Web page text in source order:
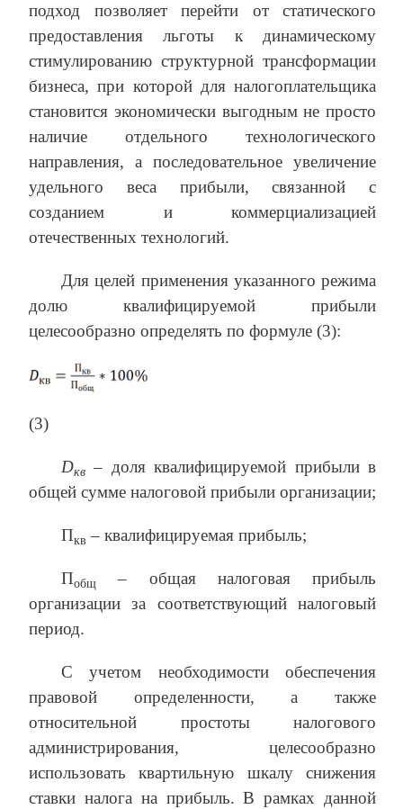
подход позволяет перейти от статического
предоставления льготы к динамическому
стимулированию структурной трансформации
бизнеса, при которой для налогоплательщика
становится экономически выгодным не просто
наличие отдельного технологического
направления, а последовательное увеличение
удельного веса прибыли, связанной с
созданием и коммерциализацией
отечественных технологий.
Для целей применения указанного режима
долю квалифицируемой прибыли
целесообразно определять по формуле (3):
(3)
Dкв – доля квалифицируемой прибыли в
общей сумме налоговой прибыли организации;
Пкв – квалифицируемая прибыль;
Побщ
– общая налоговая прибыль
организации за соответствующий налоговый
период.
С учетом необходимости обеспечения
правовой определенности, а также
относительной простоты налогового
администрирования, целесообразно
использовать квартильную шкалу снижения
ставки налога на прибыль. В рамках данной